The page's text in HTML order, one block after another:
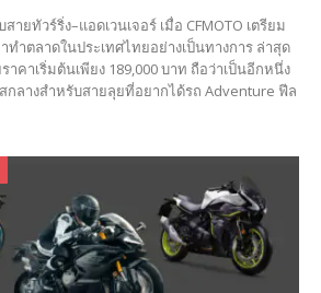
ายทัวร์ริ่ง–แอดเวนเจอร์ เมื่อ CFMOTO เตรียม
าทำตลาดในประเทศไทยอย่างเป็นทางการ ล่าสุด
าคาเริ่มต้นเพียง 189,000 บาท ถือว่าเป็นอีกหนึ่ง
ลางสำหรับสายลุยที่อยากได้รถ Adventure ฟีล